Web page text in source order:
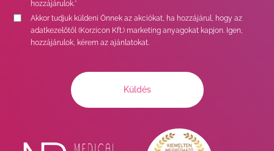
hozzájárulok.*
Akkor tudjuk küldeni Önnek az akciókat, ha hozzájárul, hogy az
adatkezelőtől (Korzicon Kft.) marketing anyagokat kapjon. Igen,
hozzájárulok, kérem az ajánlatokat.